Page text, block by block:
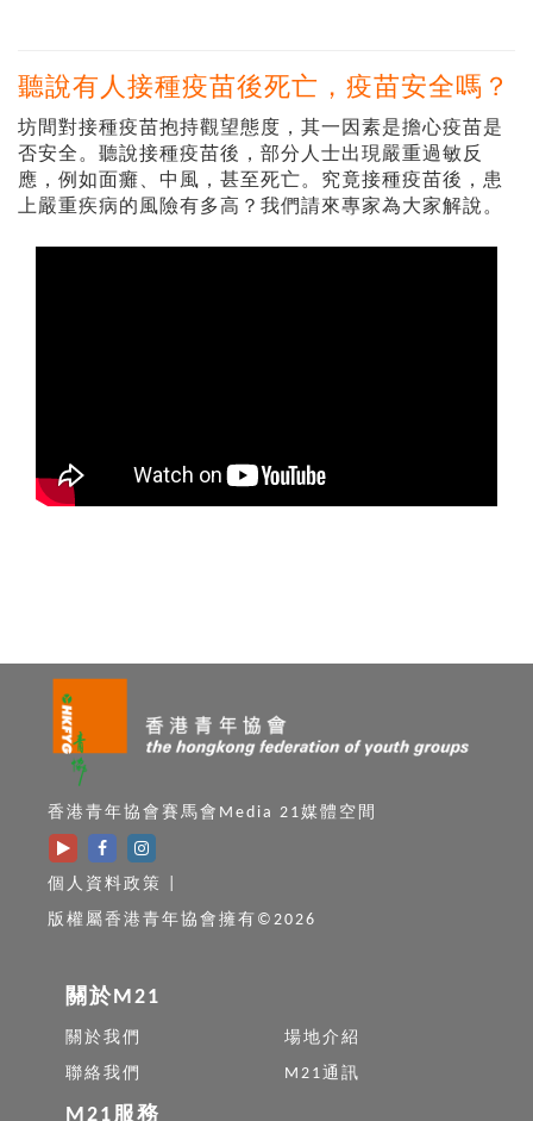
聽說有人接種疫苗後死亡，疫苗安全嗎？
坊間對接種疫苗抱持觀望態度，其一因素是擔心疫苗是
否安全。聽說接種疫苗後，部分人士出現嚴重過敏反
應，例如面癱、中風，甚至死亡。究竟接種疫苗後，患
上嚴重疾病的風險有多高？我們請來專家為大家解說。
香港青年協會賽馬會Media 21媒體空間
個人資料政策
版權屬香港青年協會擁有©2026
關於M21
關於我們
場地介紹
聯絡我們
M21通訊
M21服務